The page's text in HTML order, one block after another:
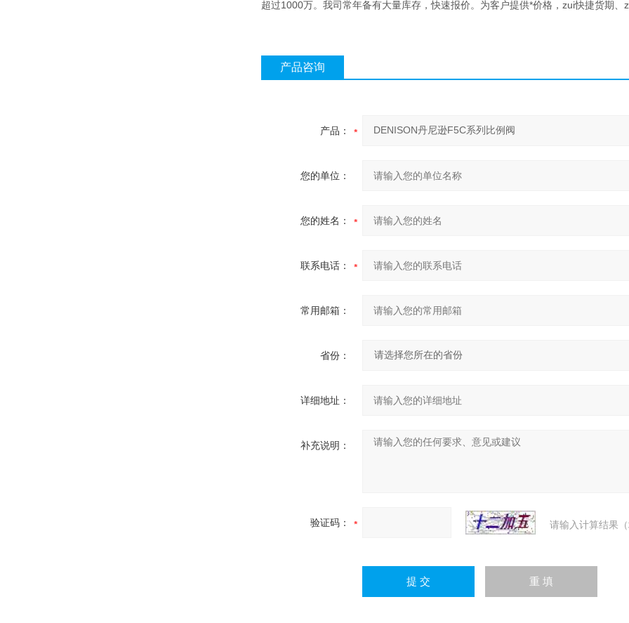
超过1000万。我司常年备有大量库存，快速报价。为客户提供*价格，zui快捷货期、
产品咨询
产品：
您的单位：
您的姓名：
联系电话：
常用邮箱：
省份：
详细地址：
补充说明：
验证码： 请输入计算结果